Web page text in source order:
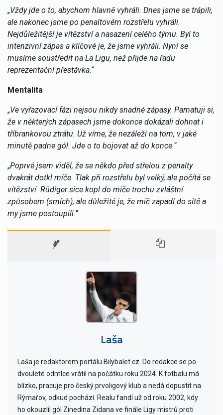
„Vždy jde o to, abychom hlavně vyhráli. Dnes jsme se trápili,
ale nakonec jsme po penaltovém rozstřelu vyhráli.
Nejdůležitější je vítězství a nasazení celého týmu. Byl to
intenzivní zápas a klíčové je, že jsme vyhráli. Nyní se
musíme soustředit na La Ligu, než přijde na řadu
reprezentační přestávka.“
Mentalita
„Ve vyřazovací fázi nejsou nikdy snadné zápasy. Pamatuji si,
že v některých zápasech jsme dokonce dokázali dohnat i
tříbrankovou ztrátu. Už víme, že nezáleží na tom, v jaké
minutě padne gól. Jde o to bojovat až do konce.“
„Poprvé jsem viděl, že se někdo před střelou z penalty
dvakrát dotkl míče. Tlak při rozstřelu byl velký, ale počítá se
vítězství. Rüdiger sice kopl do míče trochu zvláštní
způsobem (smích), ale důležité je, že míč zapadl do sítě a
my jsme postoupili.“
Laša
Laša je redaktorem portálu Bilybalet.cz. Do redakce se po
dvouleté odmlce vrátil na počátku roku 2024. K fotbalu má
blízko, pracuje pro český prvoligový klub a nedá dopustit na
Rýmařov, odkud pochází. Realu fandí už od roku 2002, kdy
ho okouzlil gól Zinedina Zidana ve finále Ligy mistrů proti